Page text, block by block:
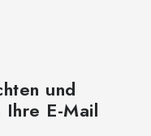
und
Ihre E-Mail